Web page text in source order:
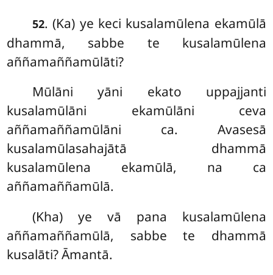
52. (Ka) ye keci kusalamūlena ekamūlā
dhammā, sabbe te kusalamūlena
aññamaññamūlāti?
Mūlāni yāni ekato uppajjanti
kusalamūlāni ekamūlāni ceva
aññamaññamūlāni ca. Avasesā
kusalamūlasahajātā dhammā
kusalamūlena ekamūlā, na ca
aññamaññamūlā.
(Kha) ye vā pana kusalamūlena
aññamaññamūlā, sabbe te dhammā
kusalāti? Āmantā.